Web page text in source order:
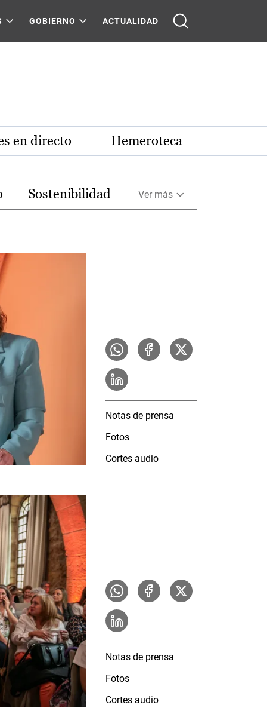
GOBIERNO ACTUALIDAD
en directo Hemeroteca
Sostenibilidad Ver más
Notas de prensa
Fotos
Cortes audio
Notas de prensa
Fotos
Cortes audio